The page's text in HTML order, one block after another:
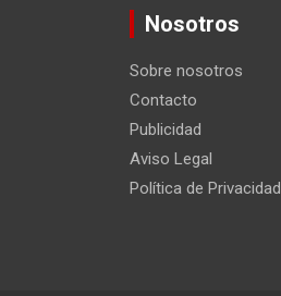
c
Nosotros
Sobre nosotros
Contacto
Publicidad
Aviso Legal
Política de Privacidad